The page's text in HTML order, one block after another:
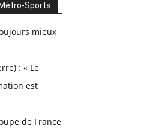
Sports
mieux
: « Le
est
de France